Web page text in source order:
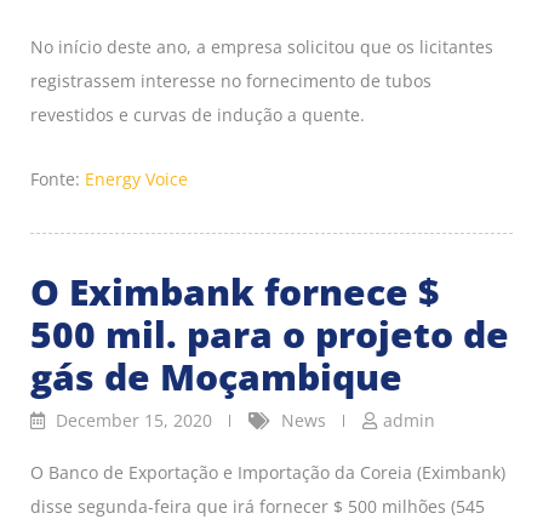
No início deste ano, a empresa solicitou que os licitantes
registrassem interesse no fornecimento de tubos
revestidos e curvas de indução a quente.
Fonte: Energy Voice
O Eximbank fornece $
500 mil. para o projeto de
gás de Moçambique
December 15, 2020 News admin
O Banco de Exportação e Importação da Coreia (Eximbank)
disse segunda-feira que irá fornecer $ 500 milhões (545